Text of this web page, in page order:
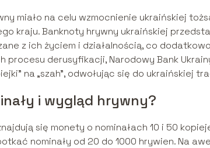
miało na celu wzmocnienie ukraińskiej
kraju. Banknoty hrywny ukraińskiej
z ich życiem i działalnością, co
procesu derusyfikacji, Narodowy Bank
na „szah”, odwołując się do ukraińskiej
i wygląd hrywny?
się monety o nominałach 10 i 50
nominały od 20 do 1000 hrywien. Na